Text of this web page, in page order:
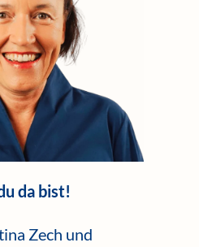
da bist!
Zech und